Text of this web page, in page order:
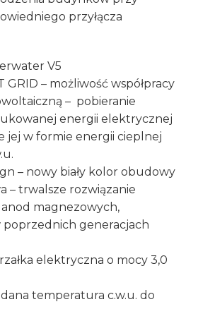
przyłącza
V5
GRID – możliwość współpracy
– pobieranie
energii elektrycznej
jej w formie energii cieplnej
– nowy biały kolor obudowy
– trwalsze rozwiązanie
magnezowych,
poprzednich generacjach
elektryczna o mocy 3,0
temperatura c.w.u. do